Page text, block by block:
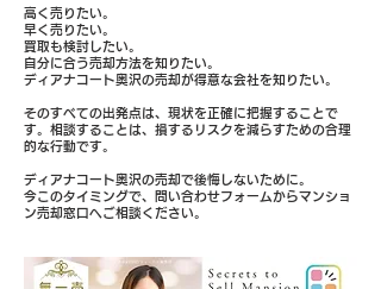
高く売りたい。
早く売りたい。
買取も検討したい。
自分に合う売却方法を知りたい。
ディアナコート奥沢の売却が得意な会社を知りたい。
そのすべての出発点は、現状を正確に把握することで
す。相談することは、損するリスクを減らすための合理
的な行動です。
ディアナコート奥沢の売却で後悔しないために。
今このタイミングで、問い合わせフォームからマンショ
ン売却窓口へご相談ください。